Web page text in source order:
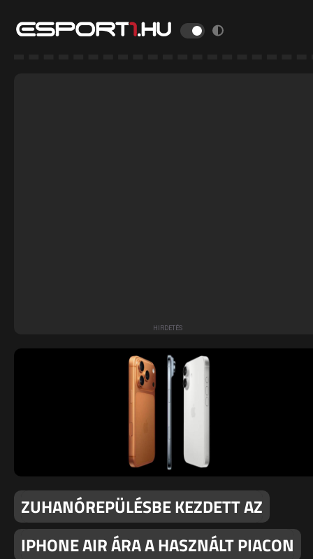
ZUHANÓREPÜLÉSBE KEZDETT AZ
IPHONE AIR ÁRA A HASZNÁLT PIACON